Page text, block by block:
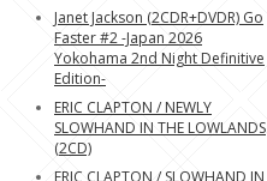
Janet Jackson (2CDR+DVDR) Go
Faster #2 -Japan 2026
Yokohama 2nd Night Definitive
Edition-
ERIC CLAPTON / NEWLY
SLOWHAND IN THE LOWLANDS
(2CD)
ERIC CLAPTON / SLOWHAND IN